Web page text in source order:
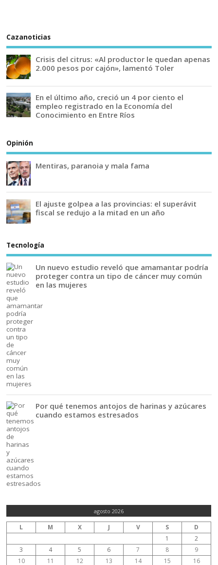
Cazanoticias
Crisis del citrus: «Al productor le quedan apenas
2.000 pesos por cajón», lamentó Toler
En el último año, creció un 4 por ciento el
empleo registrado en la Economía del
Conocimiento en Entre Ríos
Opinión
Mentiras, paranoia y mala fama
El ajuste golpea a las provincias: el superávit
fiscal se redujo a la mitad en un año
Tecnología
Un nuevo estudio reveló que amamantar podría
proteger contra un tipo de cáncer muy común
en las mujeres
Por qué tenemos antojos de harinas y azúcares
cuando estamos estresados
agosto 2026
L M X J V S
D
1
2
3
4 5 6 7 8
9
10
11 12 13 14 15 16